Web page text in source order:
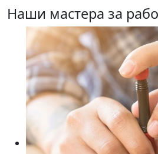
Наши мастера за